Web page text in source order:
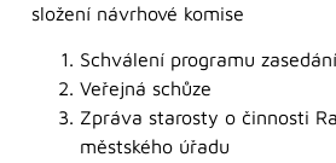
složení návrhové komise
Schválení programu zasedání
Veřejná schůze
Zpráva starosty o činnosti
městského úřadu